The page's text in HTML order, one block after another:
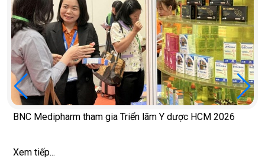
BNC Medipharm tham gia Triển lãm Y dược HCM 2026
Xem tiếp...